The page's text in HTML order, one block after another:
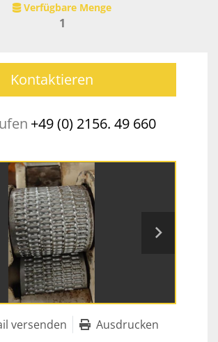
Verfügbare Menge
1
Kontaktieren
+49 (0) 2156. 49 660
versenden Ausdrucken